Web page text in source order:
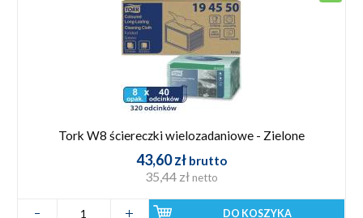
Tork W8 ściereczki wielozadaniowe - Zielone
43,60 zł brutto
35,44 zł netto
DO KOSZYKA